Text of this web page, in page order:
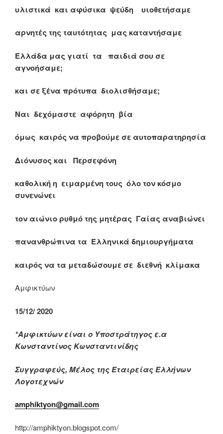
υλιστικά και αφύσικα ψεύδη υιοθετήσαμε
αρνητές της ταυτότητας μας καταντήσαμε
Ελλάδα μας γιατί τα παιδιά σου σε
αγνοήσαμε;
και σε ξένα πρότυπα διολισθήσαμε;
Ναι δεχόμαστε αφόρητη βία
όμως καιρός να προβούμε σε αυτοπαρατηρησία
Διόνυσος και Περσεφόνη
καθολική η ειμαρμένη τους όλο τον κόσμο
συνενώνει
τον αιώνιο ρυθμό της μητέρας Γαίας αναβιώνει
πανανθρώπινα τα Ελληνικά δημιουργήματα
καιρός να τα μεταδώσουμε σε διεθνή κλίμακα
Αμφικτύων
15/12/ 2020
*Αμφικτύων είναι ο Υποστράτηγος ε.α
Κωνσταντίνος Κωνσταντινίδης
Συγγραφεύς, Μέλος της Εταιρείας Ελλήνων
Λογοτεχνών
amphiktyon@gmail.com
http://amphiktyon.blogspot.com/